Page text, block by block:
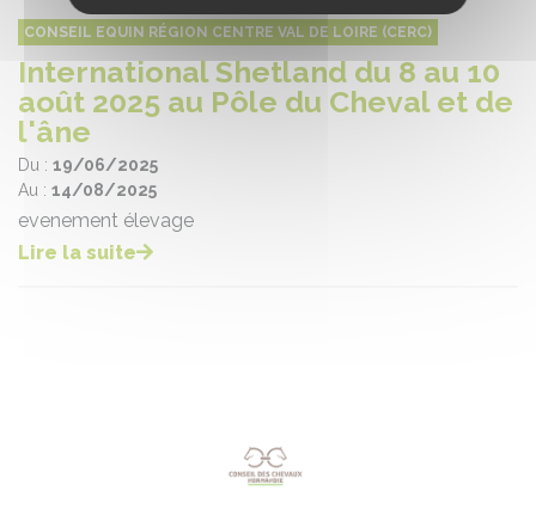
CONSEIL EQUIN RÉGION CENTRE VAL DE LOIRE (CERC)
International Shetland du 8 au 10
août 2025 au Pôle du Cheval et de
l'âne
Du : 19/06/2025
Au : 14/08/2025
evenement élevage
Lire la suite